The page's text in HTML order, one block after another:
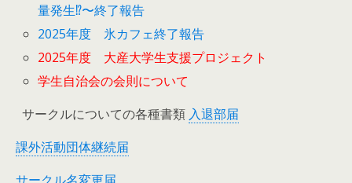
量発生⁉︎〜終了報告
2025年度 氷カフェ終了報告
2025年度 大産大学生支援プロジェクト
学生自治会の会則について
サークルについての各種書類 入退部届
課外活動団体継続届